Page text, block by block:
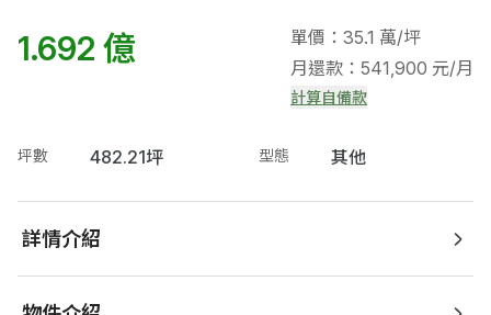
1.692 億
單價：35.1 萬/坪
月還款：541,900 元/月
計算自備款
坪數 482.21坪 型態 其他
詳情介紹